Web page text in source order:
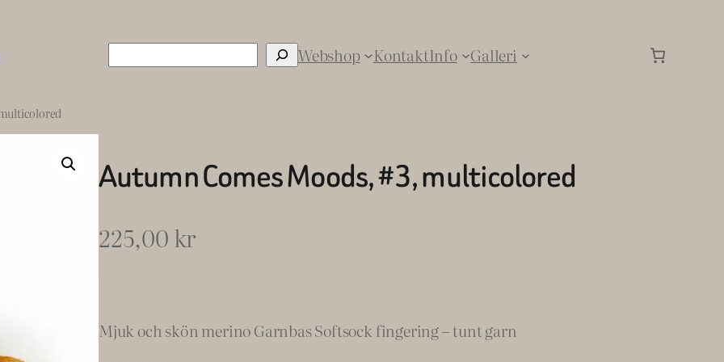
Webshop KontaktInfo Galleri
Autumn Comes Moods, #3, multicolored
225,00kr
Mjuk och skön merino Garnbas Softsock fingering – tunt garn